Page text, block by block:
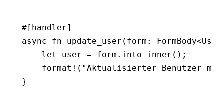
#[handler]
async fn update_user (form : FormBody<User
    let
user = form . into_inner ();
    format!
( "Aktualisierter Benutzer
}